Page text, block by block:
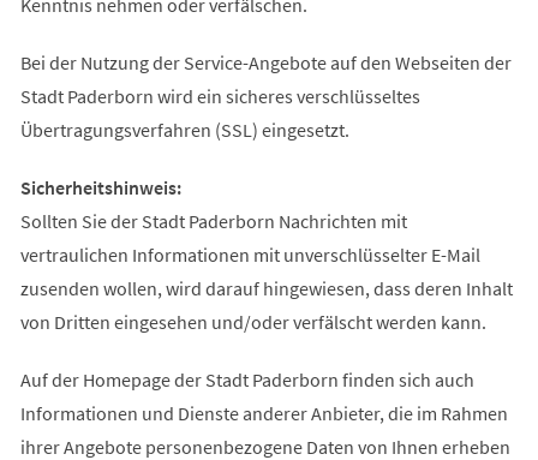
Bei der Nutzung der Service-Angebote auf den Webseiten der
Stadt Paderborn wird ein sicheres verschlüsseltes
Übertragungsverfahren (SSL) eingesetzt.
Sicherheitshinweis:
Sollten Sie der Stadt Paderborn Nachrichten mit
vertraulichen Informationen mit unverschlüsselter E-Mail
zusenden wollen, wird darauf hingewiesen, dass deren Inhalt
von Dritten eingesehen und/oder verfälscht werden kann.
Auf der Homepage der Stadt Paderborn finden sich auch
Informationen und Dienste anderer Anbieter, die im Rahmen
ihrer Angebote personenbezogene Daten von Ihnen erheben